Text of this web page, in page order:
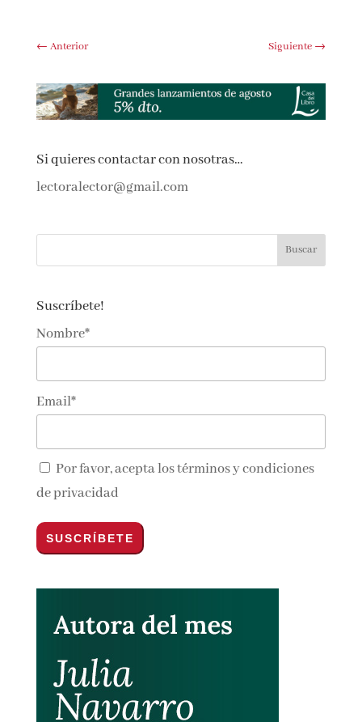
← Anterior Siguiente →
Si quieres contactar con nosotras…
lectoralector@gmail.com
Suscríbete!
Nombre*
Email*
Por favor, acepta lostérminos y condiciones
de privacidad